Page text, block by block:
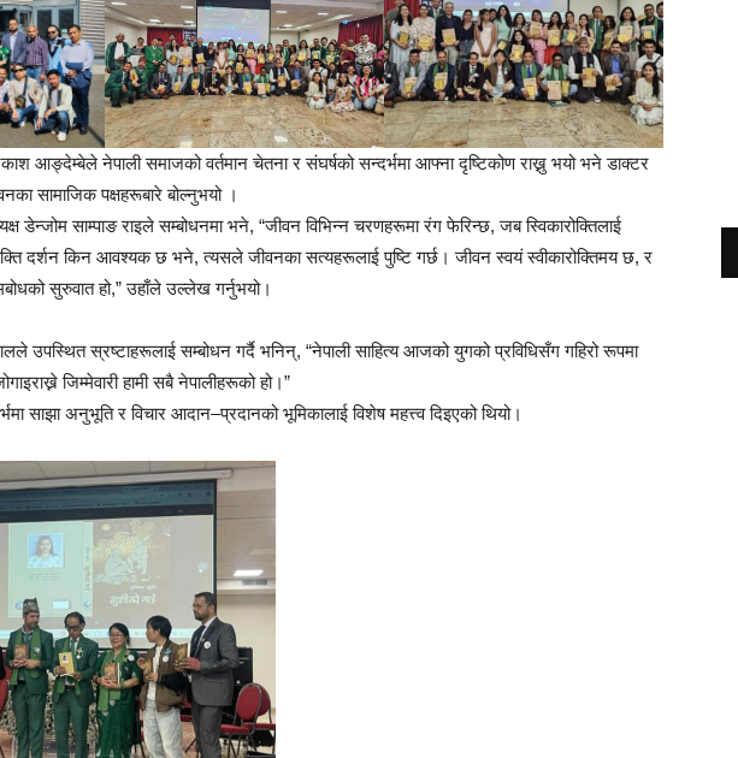
आङ्देम्बेले नेपाली समाजको वर्तमान चेतना र संघर्षको सन्दर्भमा आफ्ना दृष्टिकोण राख्नु भयो भने डाक्टर
सामाजिक पक्षहरूबारे बोल्नुभयो ।
डेन्जोम साम्पाङ राइले सम्बोधनमा भने, “जीवन विभिन्न चरणहरूमा रंग फेरिन्छ, जब स्विकारोक्तिलाई
दर्शन किन आवश्यक छ भने, त्यसले जीवनका सत्यहरूलाई पुष्टि गर्छ। जीवन स्वयं स्वीकारोक्तिमय छ, र
सुरुवात हो,” उहाँले उल्लेख गर्नुभयो।
उपस्थित स्रष्टाहरूलाई सम्बोधन गर्दै भनिन्, “नेपाली साहित्य आजको युगको प्रविधिसँग गहिरो रूपमा
जिम्मेवारी हामी सबै नेपालीहरूको हो।”
साझा अनुभूति र विचार आदान–प्रदानको भूमिकालाई विशेष महत्त्व दिइएको थियो।